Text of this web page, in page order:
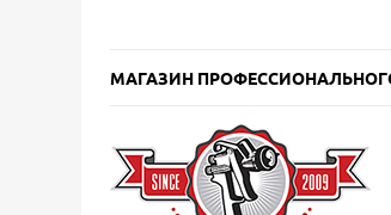
МАГАЗИН